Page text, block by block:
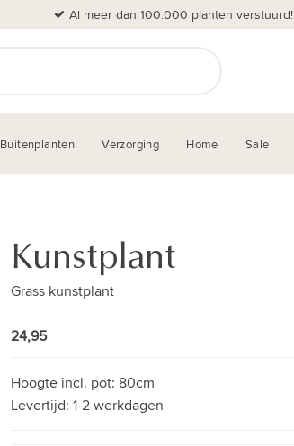
Al meer dan 100.000 planten verstuurd!
Buitenplanten Verzorging Home Sale
Kunstplant
Grass kunstplant
24,95
Hoogte incl. pot: 80cm
Levertijd: 1-2 werkdagen